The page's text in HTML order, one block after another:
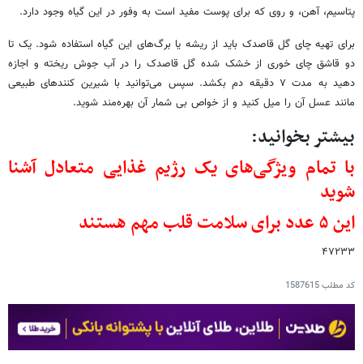
پتاسیم، آهن، و روی که برای پوست مفید است به وفور در این گیاه وجود دارد.
برای تهیه چای گل قاصدک باید از ریشه یا برگ‌های این گیاه استفاده شود. یک تا
دو قاشق چای خوری از خشک شده گل قاصدک را در آب جوش ریخته و اجازه
دهید به مدت ۷ دقیقه دم بکشد. سپس می‌توانید با شیرین کنندهای طبیعی
مانند عسل آن را میل کنید و از خواص بی شمار آن بهره‌مند شوید.
بیشتر بخوانید:
با تمام ویژگی‌های یک رژیم غذایی متعادل آشنا
شوید
این ۵ عدد برای سلامت قلب مهم هستند
۴۷۲۳۳
کد مطلب1587615